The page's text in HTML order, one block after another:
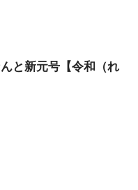
と新元号【令和（れ